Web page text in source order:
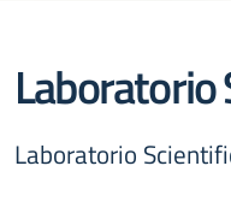
Laboratorio